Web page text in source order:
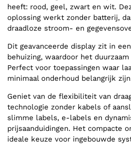
heeft: rood, geel, zwart en wit.
oplossing werkt zonder batterij,
draadloze stroom- en
Dit geavanceerde display zit in
behuizing, waardoor het
Perfect voor toepassingen waar
minimaal onderhoud belangrijk
Geniet van de flexibiliteit van
technologie zonder kabels of
slimme labels, e-labels en
prijsaanduidingen. Het compacte
ideale keuze voor ingebouwde